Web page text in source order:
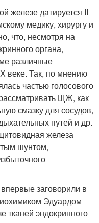
железе датируется ІІ
медику, хирургу и
что, несмотря на
органа,
различные
веке. Так, по мнению
частью голосового
ЩЖ, как
смазку для сосудов,
путей и др.
железа
шунтом,
заговорили в
Эдуардом
тканей эндокринного